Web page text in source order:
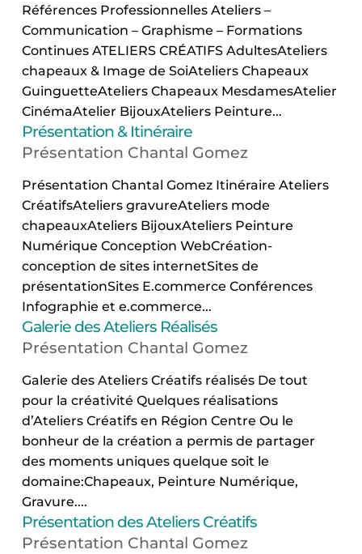
Références Professionnelles Ateliers –
Communication – Graphisme – Formations
Continues ATELIERS CRÉATIFS AdultesAteliers
chapeaux & Image de SoiAteliers Chapeaux
GuinguetteAteliers Chapeaux MesdamesAtelier
CinémaAtelier BijouxAteliers Peinture...
Présentation & Itinéraire
Présentation Chantal Gomez
Présentation Chantal Gomez Itinéraire Ateliers
CréatifsAteliers gravureAteliers mode
chapeauxAteliers BijouxAteliers Peinture
Numérique Conception WebCréation-
conception de sites internetSites de
présentationSites E.commerce Conférences
Infographie et e.commerce...
Galerie des Ateliers Réalisés
Présentation Chantal Gomez
Galerie des Ateliers Créatifs réalisés De tout
pour la créativité Quelques réalisations
d’Ateliers Créatifs en Région Centre Ou le
bonheur de la création a permis de partager
des moments uniques quelque soit le
domaine:Chapeaux, Peinture Numérique,
Gravure....
Présentation des Ateliers Créatifs
Présentation Chantal Gomez